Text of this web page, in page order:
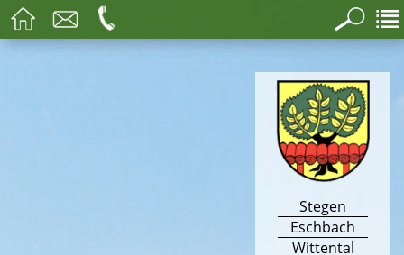
Stegen
Eschbach
Wittental